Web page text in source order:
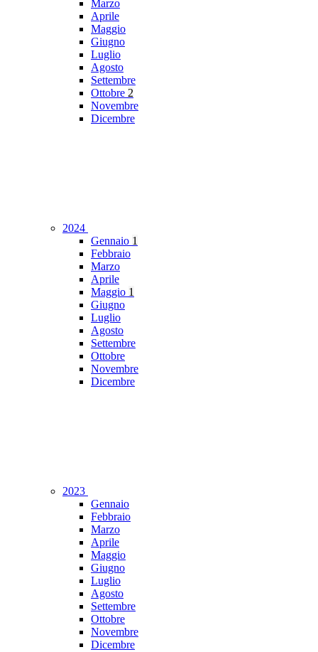
Marzo
Aprile
Maggio
Giugno
Luglio
Agosto
Settembre
Ottobre 2
Novembre
Dicembre
2024
Gennaio 1
Febbraio
Marzo
Aprile
Maggio 1
Giugno
Luglio
Agosto
Settembre
Ottobre
Novembre
Dicembre
2023
Gennaio
Febbraio
Marzo
Aprile
Maggio
Giugno
Luglio
Agosto
Settembre
Ottobre
Novembre
Dicembre